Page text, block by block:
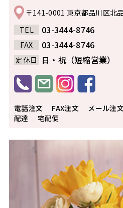
〒141-0001 東京都品川区北
TEL
03-3444-8746
FAX 03-3444-8746
定休日 日・祝（短縮営業）
電話注文 FAX注文 メール注文
配達
宅配便